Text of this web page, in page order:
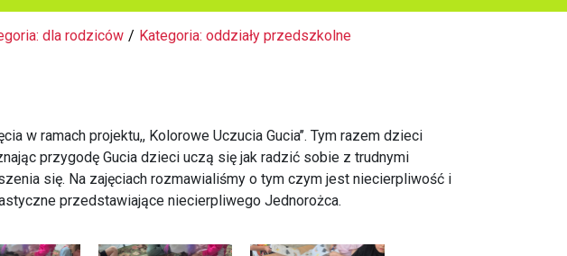
dla rodziców
Kategoria: oddziały przedszkolne
w ramach projektu,, Kolorowe Uczucia Gucia’’. Tym razem dzieci
przygodę Gucia dzieci uczą się jak radzić sobie z trudnymi
się. Na zajęciach rozmawialiśmy o tym czym jest niecierpliwość i
przedstawiające niecierpliwego Jednorożca.